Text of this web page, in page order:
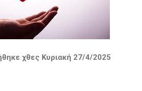
χθες Κυριακή 27/4/2025